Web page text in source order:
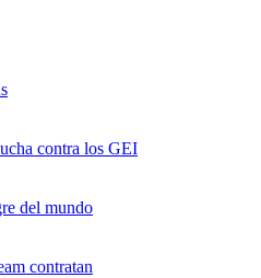
contra los GEI
del mundo
contratan